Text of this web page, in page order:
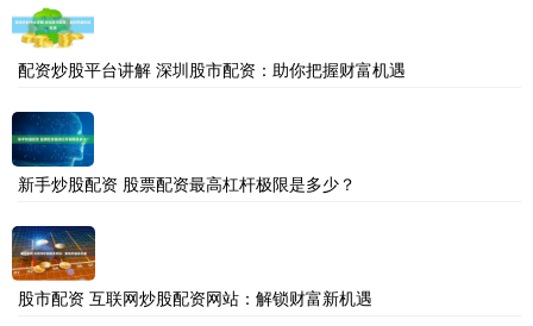
配资炒股平台讲解 深圳股市配资：助你把握财富机遇
新手炒股配资 股票配资最高杠杆极限是多少？
股市配资 互联网炒股配资网站：解锁财富新机遇